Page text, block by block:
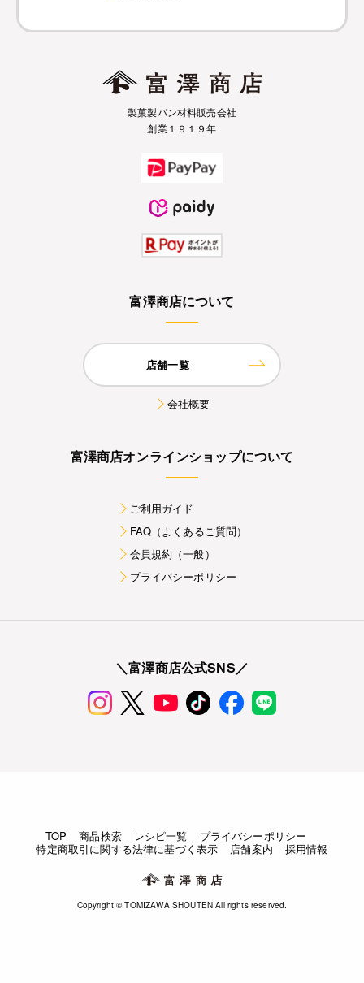
製菓製パン材料販売会社
創業１９１９年
富澤商店について
店舗一覧
会社概要
富澤商店オンラインショップについて
ご利用ガイド
FAQ（よくあるご質問）
会員規約（一般）
プライバシーポリシー
＼富澤商店公式SNS／
TOP 商品検索 レシピ一覧
プライバシーポリシー
特定商取引に関する法律に基づく表示
店舗案内 採用情報
Copyright © TOMIZAWA SHOUTEN All rights reserved.